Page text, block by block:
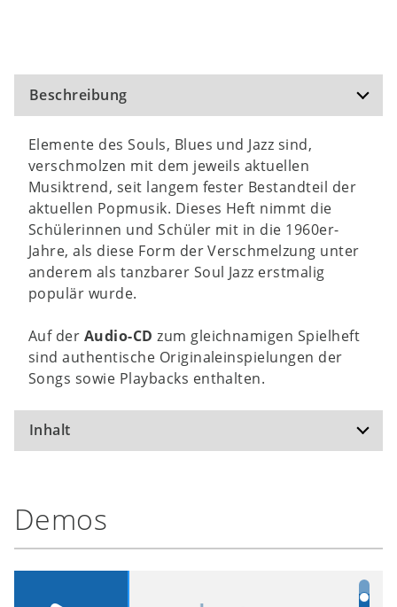
Beschreibung
Elemente des Souls, Blues und Jazz sind,
verschmolzen mit dem jeweils aktuellen
Musiktrend, seit langem fester Bestandteil der
aktuellen Popmusik. Dieses Heft nimmt die
Schülerinnen und Schüler mit in die 1960er-
Jahre, als diese Form der Verschmelzung unter
anderem als tanzbarer Soul Jazz erstmalig
populär wurde.
Auf der Audio-CD zum gleichnamigen Spielheft
sind authentische Originaleinspielungen der
Songs sowie Playbacks enthalten.
Inhalt
For Caroline
Walk Spirit, Talk Spirit
Cantaloupe Island
Demos